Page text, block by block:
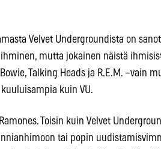
Velvet Undergroundista on
mutta jokainen näistä
Talking Heads ja R.E.M. –vain
kuin VU.
Toisin kuin Velvet
tai popin